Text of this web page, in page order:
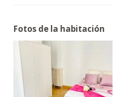
Fotos de la habitación